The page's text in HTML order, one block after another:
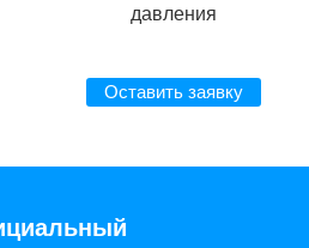
давления
Оставить заявку